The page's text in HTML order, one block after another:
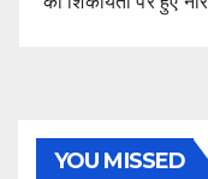
YOU MISSED